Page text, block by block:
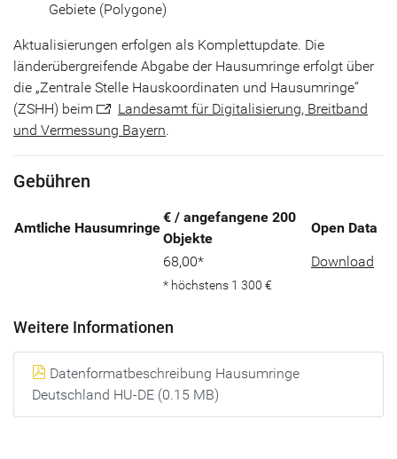
Gebiete (Polygone)
Aktualisierungen erfolgen als Komplettupdate. Die
länderübergreifende Abgabe der Hausumringe erfolgt über
die „Zentrale Stelle Hauskoordinaten und Hausumringe“
(ZSHH) beim
Landesamt für Digitalisierung, Breitband
und Vermessung Bayern.
Gebühren
Amtliche Hausumringe
€ / angefangene 200
Objekte
Open Data
68,00*
Download
* höchstens 1 300 €
Weitere Informationen
Datenformatbeschreibung Hausumringe
Deutschland HU-DE (0.15 MB)